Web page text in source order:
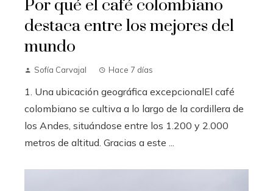
Por qué el café colombiano
destaca entre los mejores del
mundo
Sofía Carvajal Hace 7 días
1. Una ubicación geográfica excepcionalEl café
colombiano se cultiva a lo largo de la cordillera de
los Andes, situándose entre los 1.200 y 2.000
metros de altitud. Gracias a este ...